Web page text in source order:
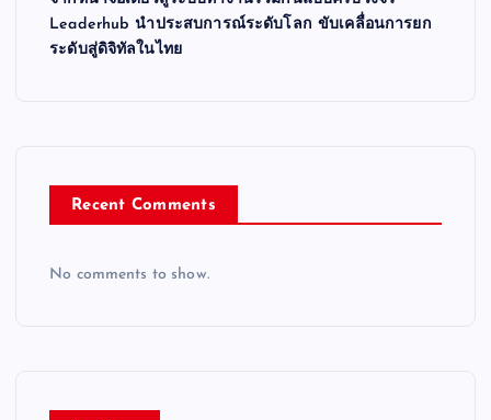
Leaderhub นำประสบการณ์ระดับโลก ขับเคลื่อนการยก
ระดับสู่ดิจิทัลในไทย
Recent Comments
No comments to show.